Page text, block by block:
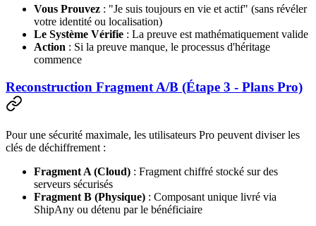
Vous Prouvez : "Je suis toujours en vie et actif" (sans révéler
votre identité ou localisation)
Le Système Vérifie : La preuve est mathématiquement valide
Action : Si la preuve manque, le processus d'héritage
commence
Reconstruction Fragment A/B (Étape 3 - Plans Pro)
Pour une sécurité maximale, les utilisateurs Pro peuvent diviser les
clés de déchiffrement :
Fragment A (Cloud) : Fragment chiffré stocké sur des
serveurs sécurisés
Fragment B (Physique) : Composant unique livré via
ShipAny ou détenu par le bénéficiaire